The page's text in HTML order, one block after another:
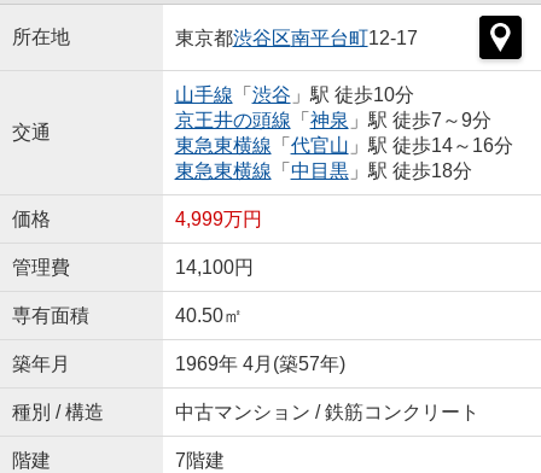
所在地 東京都渋谷区南平台町12-17
交通
山手線 「 渋谷 」駅 徒歩10分
京王井の頭線 「 神泉 」駅 徒歩7～9分
東急東横線 「 代官山 」駅 徒歩14～16分
東急東横線 「 中目黒」駅 徒歩18分
価格 4,999万円
管理費 14,100円
専有面積 40.50㎡
築年月 1969年 4月(築57年)
種別 / 構造 中古マンション / 鉄筋コンクリート
階建 7階建